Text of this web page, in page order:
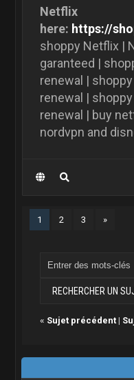
Netflix
here: https://
shoppy Netflix |
garanteed |
renewal |
renewal |
renewal | buy
nordvpn and
1 2 3 »
« Sujet précédent|